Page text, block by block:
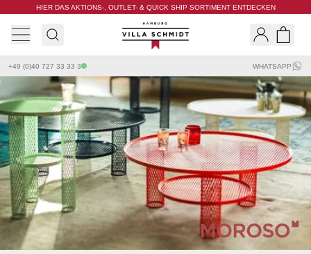
HIER DAS AKTIONS-, OUTLET- & QUICK SHIP SORTIMENT ENTDECKEN
Villa Schmidt
+49 (0)40 727 33 33 3 WHATSAPP